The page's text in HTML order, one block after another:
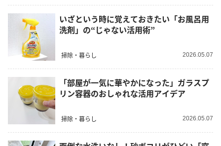
いざという時に覚えておきたい「お風呂用
洗剤」の“じゃない活用術”
掃除・暮らし 2026.05.07
「部屋が一気に華やかになった」ガラスプ
リン容器のおしゃれな活用アイデア
掃除・暮らし 2026.05.07